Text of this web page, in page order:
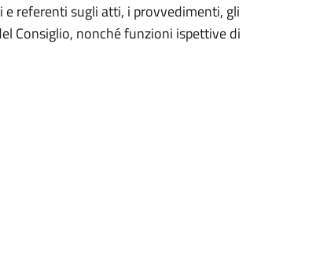
referenti sugli atti, i provvedimenti, gli
Consiglio, nonché funzioni ispettive di